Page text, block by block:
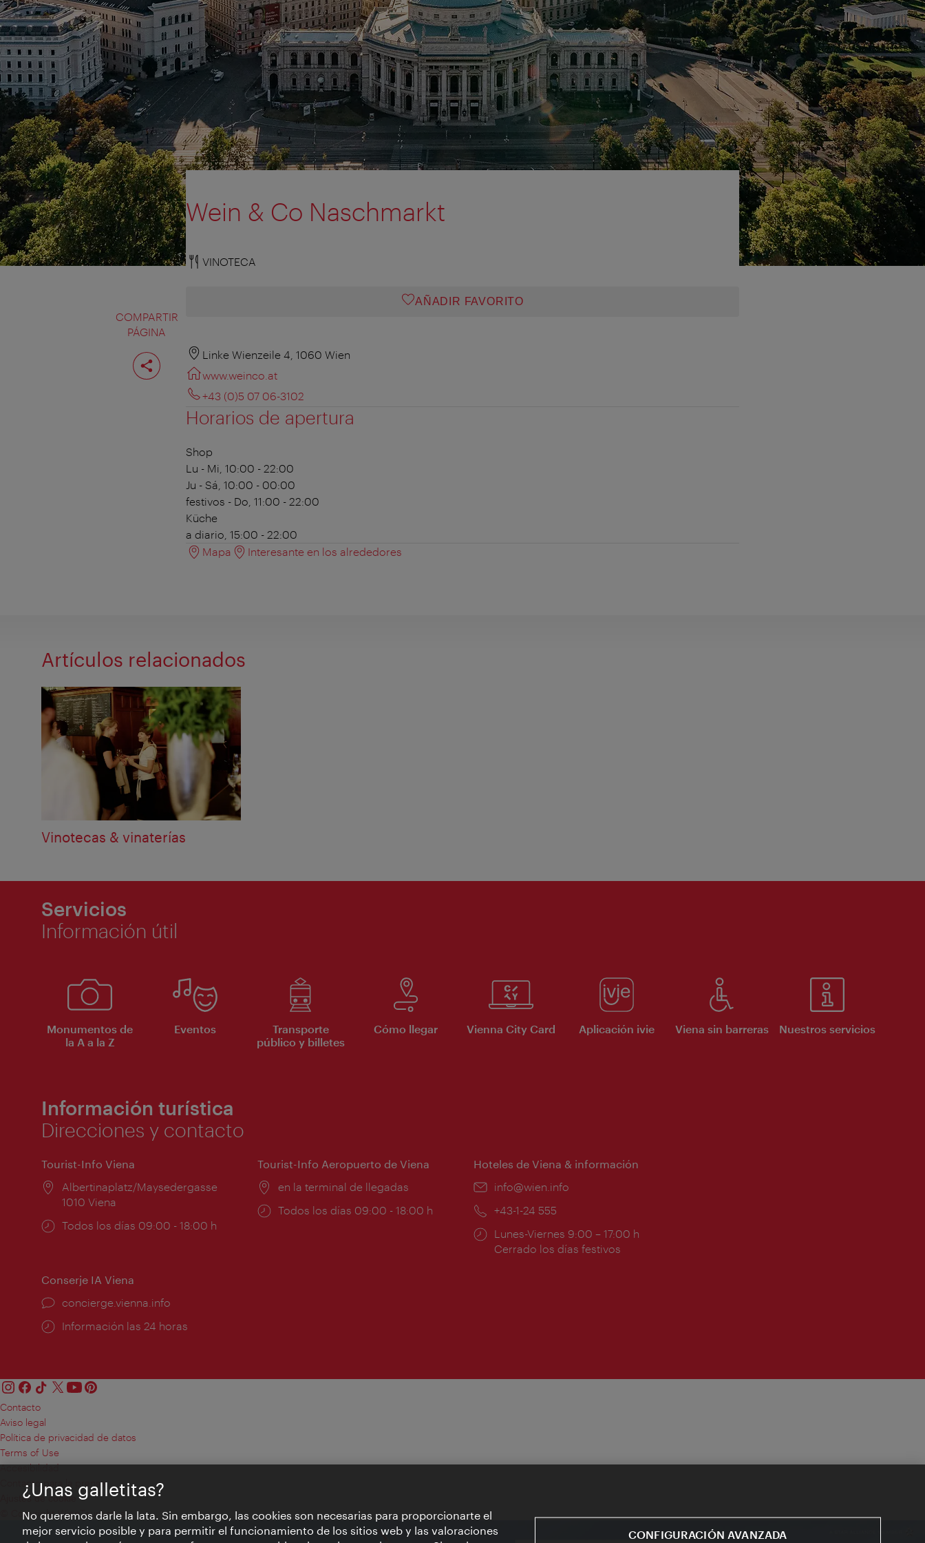
COMPARTIR
PÁGINA
Compartir
página
Wein & Co Naschmarkt
VINOTECA
AÑADIR FAVORITO
Linke Wienzeile 4, 1060 Wien
www.weinco.at
+43 (0)5 07 06-3102
Horarios de apertura
Shop
Lu - Mi, 10:00 - 22:00
Ju - Sá, 10:00 - 00:00
festivos - Do, 11:00 - 22:00
Küche
a diario, 15:00 - 22:00
Mapa
Interesante en los alrededores
Artículos relacionados
Vinotecas & vinaterías
Servicios
Información útil
Monumentos de
la A a la Z
Eventos
Transporte
público y billetes
Cómo llegar Vienna City Card Aplicación ivie Viena sin barreras Nuestros servicios
Información turística
Direcciones y contacto
Tourist-Info Viena
Lugar:
Albertinaplatz/Maysedergasse
1010 Viena
Horarios
Todos los días 09:00 - 18:00 h
Tourist-Info Aeropuerto de Viena
Lugar:
en la terminal de llegadas
Horarios
Todos los días 09:00 - 18:00 h
Hoteles de Viena & información
e-
info@wien.info
Teléfono:
+43-1-24 555
Horarios
de
Lunes-Viernes 9:00 – 17:00 h
Cerrado los días festivos
Conserje IA Viena
concierge.vienna.info
Información las 24 horas
Contacto
Aviso legal
Política de privacidad de datos
Terms of Use
Accesibilidad
Contacto para la prensa
Ajustes de cookie
© Copyright WienTourismus
¿Unas galletitas?
No queremos darle la lata. Sin embargo, las cookies son necesarias para proporcionarte el
mejor servicio posible y para permitir el funcionamiento de los sitios web y las valoraciones
CONFIGURACIÓN AVANZADA